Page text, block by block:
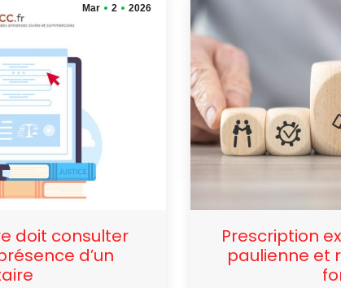
Mar 2 2026
doit consulter
d’un
Prescription
paulienne et